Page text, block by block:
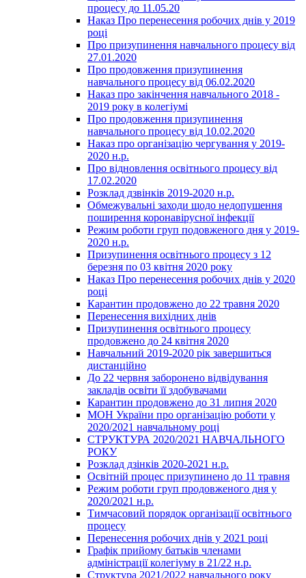
процесу до 11.05.20
Наказ Про перенесення робочих днів у 2019
році
Про призупинення навчального процесу від
27.01.2020
Про продовження призупинення
навчального процесу від 06.02.2020
Наказ про закінчення навчального 2018 -
2019 року в колегіумі
Про продовження призупинення
навчального процесу від 10.02.2020
Наказ про організацію чергування у 2019-
2020 н.р.
Про відновлення освітнього процесу від
17.02.2020
Розклад дзвінків 2019-2020 н.р.
Обмежувальні заходи щодо недопушення
поширення коронавірусної інфекції
Режим роботи груп подовженого дня у 2019-
2020 н.р.
Призупинення освітнього процесу з 12
березня по 03 квітня 2020 року
Наказ Про перенесення робочих днів у 2020
році
Карантин продовжено до 22 травня 2020
Перенесення вихідних днів
Призупинення освітнього процесу
продовжено до 24 квітня 2020
Навчальний 2019-2020 рік завершиться
дистанційно
До 22 червня заборонено відвідування
закладів освіти її здобувачами
Карантин продовжено до 31 липня 2020
МОН України про організацію роботи у
2020/2021 навчальному році
СТРУКТУРА 2020/2021 НАВЧАЛЬНОГО
РОКУ
Розклад дзінків 2020-2021 н.р.
Освітній процес призупинено до 11 травня
Режим роботи груп продовженого дня у
2020/2021 н.р.
Тимчасовий порядок організації освітнього
процесу
Перенесення робочих днів у 2021 році
Графік прийому батьків членами
адміністрації колегіуму в 21/22 н.р.
Структура 2021/2022 навчального року